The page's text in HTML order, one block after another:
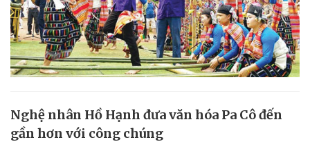
Nghệ nhân Hồ Hạnh đưa văn hóa Pa Cô đến
gần hơn với công chúng